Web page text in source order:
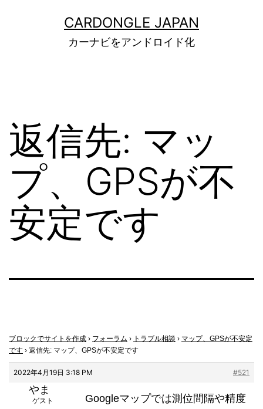
CARDONGLE JAPAN
カーナビをアンドロイド化
返信先: マッ
プ、GPSが不
安定です
ブロックでサイトを作成 › フォーラム › トラブル相談 › マップ、GPSが不安定
です › 返信先: マップ、GPSが不安定です
2022年4月19日 3:18 PM #521
やま
ゲスト
Googleマップでは測位間隔や精度